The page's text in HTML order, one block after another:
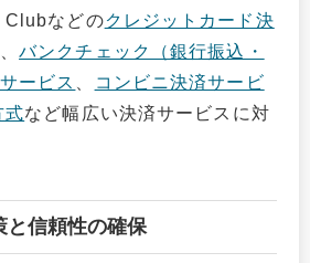
などのクレジットカード決
バンクチェック（銀行振込・
ービス
コンビニ決済サービ
式など幅広い決済サービスに対
と信頼性の確保